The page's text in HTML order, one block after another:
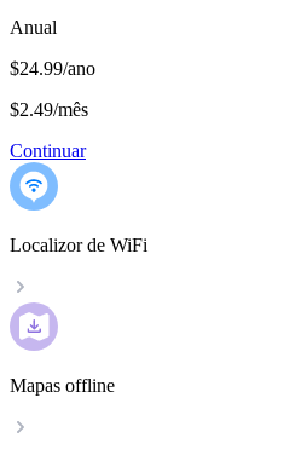
Anual
$24.99/ano
$2.49/mês
Continuar
Localizor de WiFi
Mapas offline